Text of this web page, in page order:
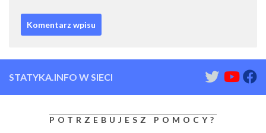
STATYKA.INFO W SIECI
POTRZEBUJESZ POMOCY?